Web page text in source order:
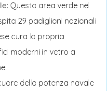
: Questa area verde nel
29 padiglioni nazionali
cura la propria
moderni in vetro a
della potenza navale